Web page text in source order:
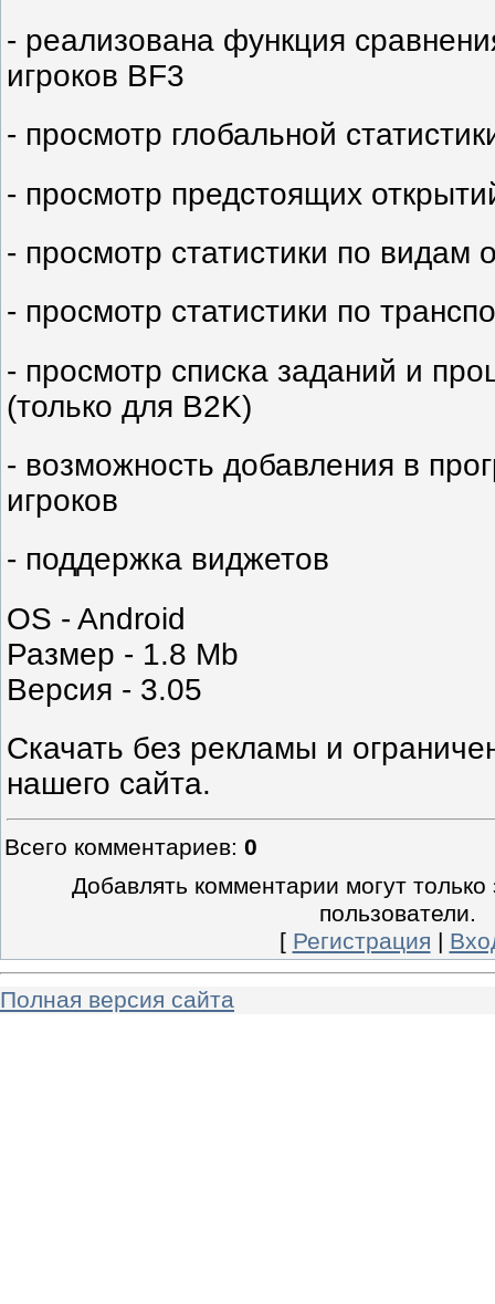
- реализована функция
игроков BF3
- просмотр глобальной
- просмотр предстоящих
- просмотр статистики по видам
- просмотр статистики по
- просмотр списка заданий и
(только для B2K)
- возможность добавления в
игроков
- поддержка виджетов
OS - Android
Размер - 1.8 Мb
Версия - 3.05
Скачать без рекламы и
нашего сайта.
Всего комментариев: 0
Добавлять комментарии могут
пользователи.
[ Регистрация |
Полная версия сайта